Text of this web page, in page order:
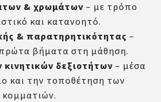
& χρωμάτων – με τρόπο
και κατανοητό.
& παρατηρητικότητας –
πρώτα βήματα στη μάθηση.
δεξιοτήτων – μέσα
και την τοποθέτηση των
κομματιών.